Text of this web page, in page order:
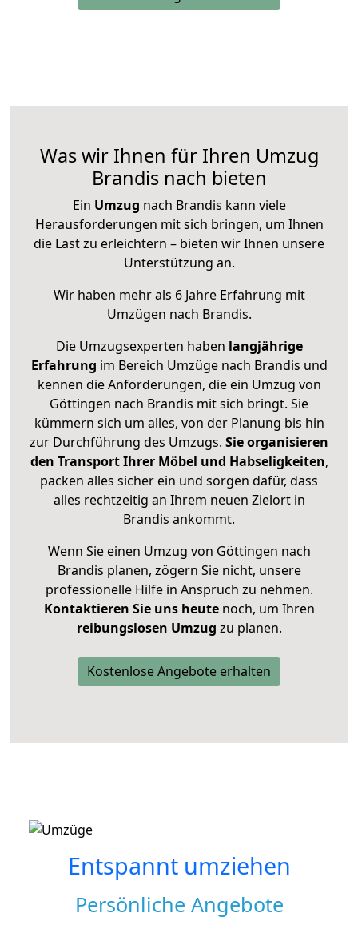
Was wir Ihnen für Ihren Umzug
Brandis nach bieten
Ein Umzug nach Brandis kann viele
Herausforderungen mit sich bringen, um Ihnen
die Last zu erleichtern – bieten wir Ihnen unsere
Unterstützung an.
Wir haben mehr als 6 Jahre Erfahrung mit
Umzügen nach Brandis.
Die Umzugsexperten haben langjährige
Erfahrung im Bereich Umzüge nach Brandis und
kennen die Anforderungen, die ein Umzug von
Göttingen nach Brandis mit sich bringt. Sie
kümmern sich um alles, von der Planung bis hin
zur Durchführung des Umzugs. Sie organisieren
den Transport Ihrer Möbel und Habseligkeiten,
packen alles sicher ein und sorgen dafür, dass
alles rechtzeitig an Ihrem neuen Zielort in
Brandis ankommt.
Wenn Sie einen Umzug von Göttingen nach
Brandis planen, zögern Sie nicht, unsere
professionelle Hilfe in Anspruch zu nehmen.
Kontaktieren Sie uns heutenoch, um Ihren
reibungslosen Umzug zu planen.
Kostenlose Angebote erhalten
Entspannt umziehen
Persönliche Angebote